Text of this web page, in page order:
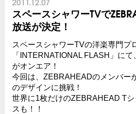
スペースシャワーTVで
放送が決定！
スペースシャワーTVの洋楽専門プ
「INTERNATIONAL FLASH」にて
がオンエア！
今回は、ZEBRAHEADのメンバー
のデザインに挑戦！
世界に1枚だけのZEBRAHEAD T
スも！！